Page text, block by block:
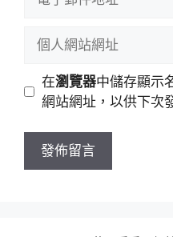
址
站
址
在瀏覽器中儲存顯示
網站網址，以供下次